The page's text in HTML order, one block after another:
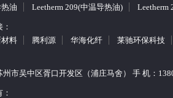
油
Leetherm 209(中温导热油) Leetherm
料
腾利源 华海化纤 莱驰环保科技
州市吴中区胥口开发区（浦庄马舍） 手 机：